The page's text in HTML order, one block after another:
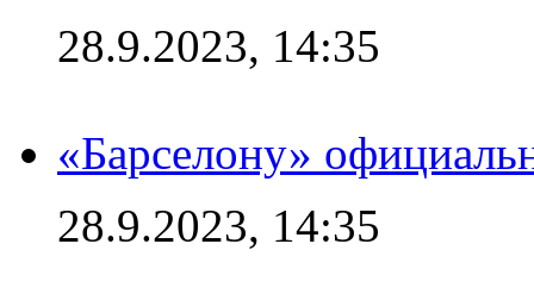
28.9.2023, 14:35
«Барселону»
28.9.2023, 14:35